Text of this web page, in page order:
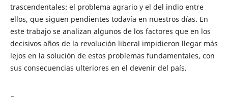
trascendentales: el problema agrario y el del indio entre
ellos, que siguen pendientes todavía en nuestros días. En
este trabajo se analizan algunos de los factores que en los
decisivos años de la revolución liberal impidieron llegar más
lejos en la solución de estos problemas fundamentales, con
sus consecuencias ulteriores en el devenir del país.